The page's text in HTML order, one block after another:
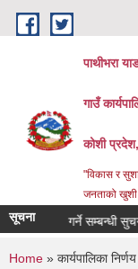
Skip to main content
पाथीभरा
गाउँ
कोशी
"विकास र
जनताको खुशी
सूचना
सम्पर्क गर्ने सम्बन्धी सुचना।
Home » कार्यपालिका